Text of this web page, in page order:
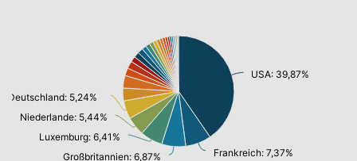
USA: 39,87%
Frankreich: 7,37%
Großbritannien: 6,87%
Luxemburg: 6,41%
Niederlande: 5,44%
Deutschland: 5,24%